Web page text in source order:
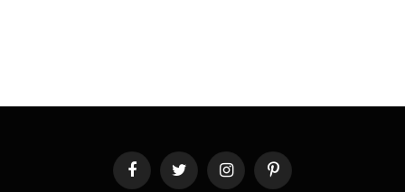
FacebookTwitter InstagramPinterest